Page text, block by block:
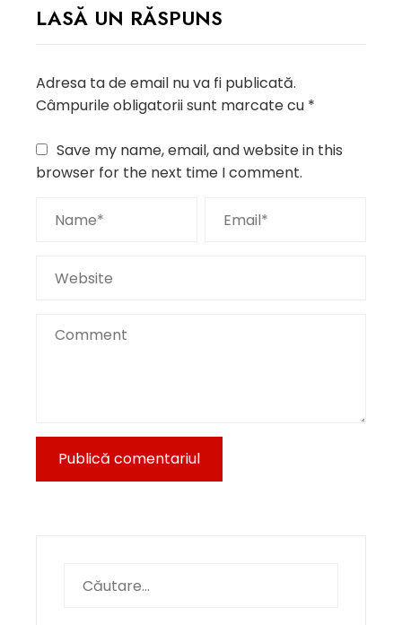
LASĂ UN RĂSPUNS
Adresa ta de email nu va fi publicată.
Câmpurile obligatorii sunt marcate cu *
Save my name, email, and website in this
browser for the next time I comment.
după: